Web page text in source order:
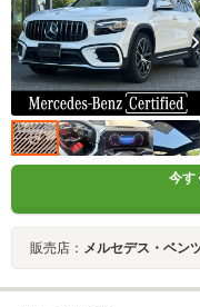
今す
販売店： メルセデス・ベン